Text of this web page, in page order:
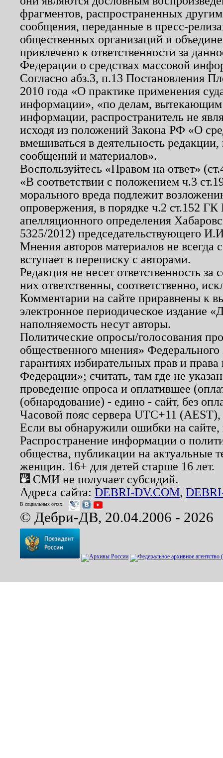
фрагментов, распространенных
сообщения, переданные в пресс-
общественных организаций и
привлечено к ответственности за
Федерации о средствах массовой
Согласно абз.3, п.13 Постановления
2010 года «О практике применения
информации», «по делам, вытекающим
информации, распространитель не
исходя из положений Закона РФ «О
вмешиваться в деятельность
сообщений и материалов».
Воспользуйтесь «Правом на ответ»
«В соответствии с положением ч.3
морального вреда подлежит
опровержения, в порядке ч.2 ст.152
апелляционного определения
5325/2012) председательствующего
Мнения авторов материалов не
вступает в переписку с авторами.
Редакция не несет ответственность
них ответственны, соответственно,
Комментарии на сайте приравнены к
электронное периодическое издание
наполняемость несут авторы.
Политические опросы/голосования
общественного мнения»
гарантиях избирательных прав и
Федерации»; считать, там где не
проведение опроса и оплатившее
(обнародование) - едино - сайт, без
Часовой пояс сервера UTC+11
Если вы обнаружили ошибки на
Распространение информации о
общества, публикации на актуальные
женщин. 16+ для детей старше 16 лет.
СМИ не получает субсидий.
Адреса сайта: DEBRI-DV.COM,
В социальных сетях:
© Дебри-ДВ, 20.04.2006 - 2026